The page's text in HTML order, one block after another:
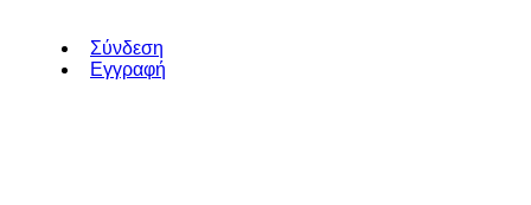
Σύνδεση
Εγγραφή